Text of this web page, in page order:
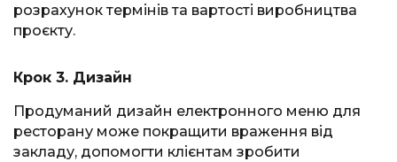
розрахунок термінів та вартості виробництва
проєкту.
Крок 3. Дизайн
Продуманий дизайн електронного меню для
ресторану може покращити враження від
закладу, допомогти клієнтам зробити